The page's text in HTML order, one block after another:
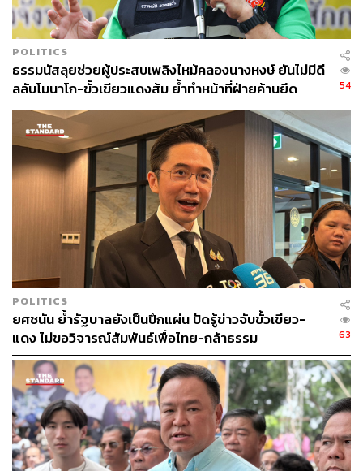
81
ABOUT THE AUTHOR
THE STANDARD TEAM
กองบรรณาธิการ THE STANDARD
POLITICS
ธรรมนัสลุยช่วยผู้ประสบเพลิงไหม้คลองนางหงษ์ ยันไม่มีดี
ลลับโมนาโก-ขั้วเขียวแดงส้ม ย้ำทำหน้าที่ฝ่ายค้านยึด
ประโยชน์ประชาชน
54
POLITICS
ยศชนัน ย้ำรัฐบาลยังเป็นปึกแผ่น ปัดรู้ข่าวจับขั้วเขียว-
แดง ไม่ขอวิจารณ์สัมพันธ์เพื่อไทย-กล้าธรรม
63